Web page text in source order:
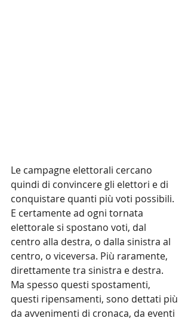
Le campagne elettorali cercano
quindi di convincere gli elettori e di
conquistare quanti più voti possibili.
E certamente ad ogni tornata
elettorale si spostano voti, dal
centro alla destra, o dalla sinistra al
centro, o viceversa. Più raramente,
direttamente tra sinistra e destra.
Ma spesso questi spostamenti,
questi ripensamenti, sono dettati più
da avvenimenti di cronaca, da eventi